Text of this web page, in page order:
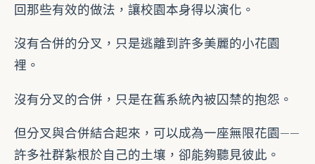
回那些有效的做法，讓校園本身得以演化。
沒有合併的分叉，只是逃離到許多美麗的小花園
裡。
沒有分叉的合併，只是在舊系統內被囚禁的抱怨。
但分叉與合併結合起來，可以成為一座無限花園——
許多社群紮根於自己的土壤，卻能夠聽見彼此。